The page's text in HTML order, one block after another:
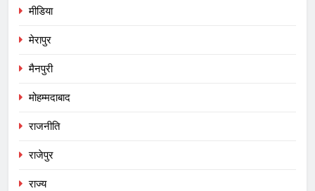
मीडिया
मेरापुर
मैनपुरी
मोहम्मदाबाद
राजनीति
राजेपुर
राज्य